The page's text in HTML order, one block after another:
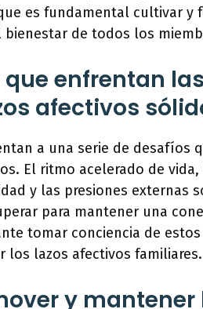
es fundamental cultivar y
de todos los
enfrentan
afectivos
a una serie de desafíos
El ritmo acelerado de
y las presiones externas
para mantener una
tomar conciencia de
los lazos afectivos familiares.
y mantener